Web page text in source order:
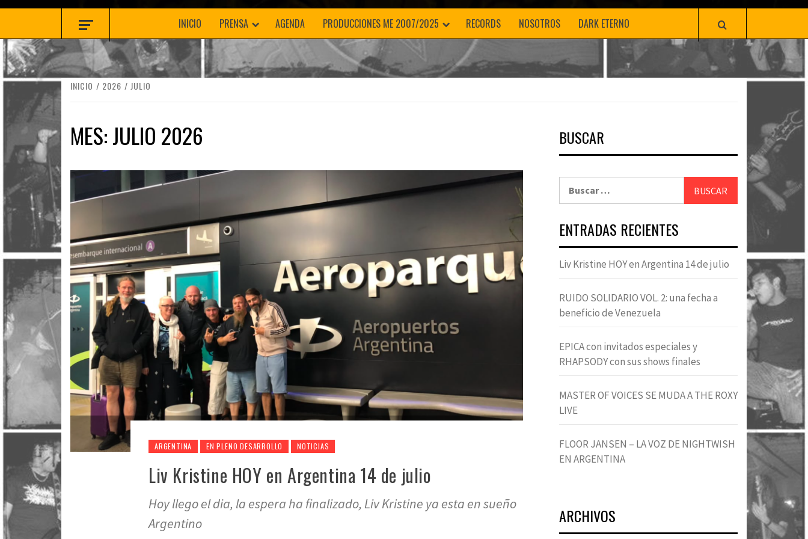
INICIO PRENSA AGENDA PRODUCCIONES ME 2007/2025 RECORDS NOSOTROS DARK ETERNO
INICIO 2026 JULIO
MES:JULIO 2026
ARGENTINA EN PLENO DESARROLLO NOTICIAS
Liv Kristine HOY en Argentina 14 de julio
Hoy llego el dia, la espera ha finalizado, Liv Kristine ya esta en sueño
Argentino
BUSCAR
ENTRADAS RECIENTES
Liv Kristine HOY en Argentina 14 de julio
RUIDO SOLIDARIO VOL. 2: una fecha a
beneficio de Venezuela
EPICA con invitados especiales y
RHAPSODY con sus shows finales
MASTER OF VOICES SE MUDA A THE ROXY
LIVE
FLOOR JANSEN – LA VOZ DE NIGHTWISH
EN ARGENTINA
ARCHIVOS